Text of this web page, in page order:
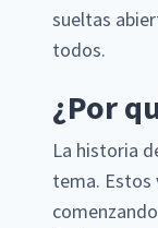
sueltas
todos.
¿Por
La historia
tema. Estos